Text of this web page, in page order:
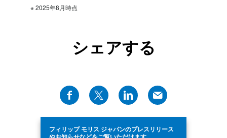
※ 2025年8月時点
シェアする
フィリップ モリス ジャパンのプレスリリース